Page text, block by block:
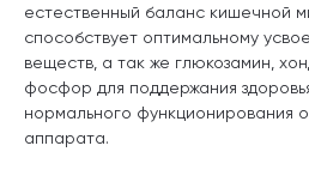
естественный баланс кишечной
способствует оптимальному
веществ, а так же глюкозамин,
фосфор для поддержания
нормального функционирования
аппарата.